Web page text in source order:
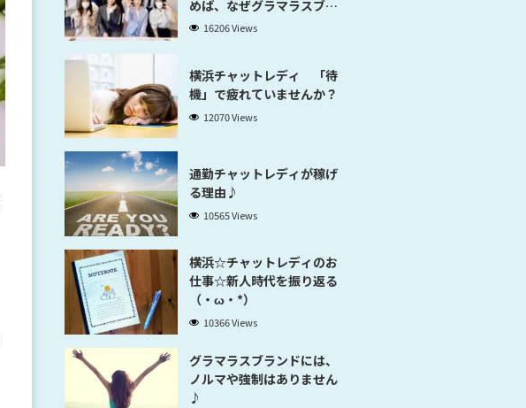
めば、なぜグラマラスブラ
ンド横浜だと稼げるのかが
16206 Views
横浜チャットレディ 「待
機」で疲れていませんか？
12070 Views
通勤チャットレディが稼げ
る理由♪
10565 Views
横浜☆チャットレディのお
仕事☆新人時代を振り返る
（・ω・*）
10366 Views
グラマラスブランドには、
ノルマや強制はありません
♪